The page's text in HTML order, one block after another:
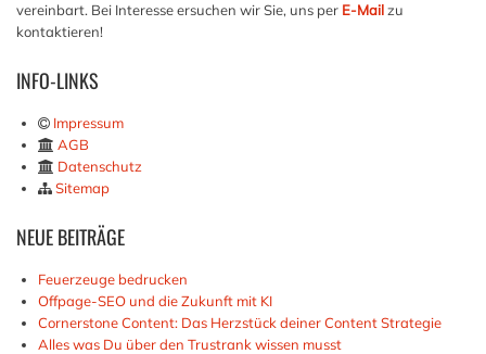
vereinbart. Bei Interesse ersuchen wir Sie, uns per E-Mailzu
kontaktieren!
INFO-LINKS
Impressum
AGB
Datenschutz
Sitemap
NEUEBEITRÄGE
Feuerzeuge bedrucken
Offpage-SEO und die Zukunft mit KI
Cornerstone Content: Das Herzstück deiner Content Strategie
Alles was Du über den Trustrank wissen musst